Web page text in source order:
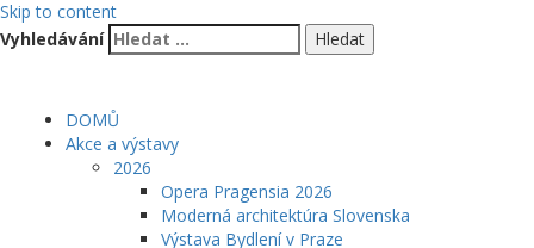
Skip to content
Vyhledávání
DOMŮ
Akce a výstavy
2026
Opera Pragensia 2026
Moderná architektúra Slovenska
Výstava Bydlení v Praze